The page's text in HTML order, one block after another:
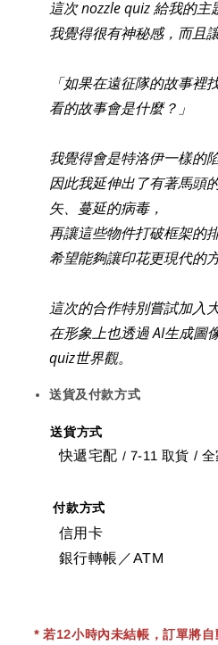
這次 nozzle quiz 給我的主
我覺得很有神秘感，而且
「如果在遠征隊的故事裡
看的故事會是什麼？」
我覺得會是特洛伊一樣的
因此我延伸出了有著馬頭
矢、蔓延的病毒，
再讓這些物件打破框架的
希望能夠讓印花更現代的
這次的合作特別嘗試加入
在形象上也透過 AI生成圖
quiz世界觀。
送貨及付款方式
送貨方式
快遞宅配 / 7-11 取貨 /
付款方式
信用卡
銀行轉帳／ATM
* 若12小時內未結帳，訂單將自